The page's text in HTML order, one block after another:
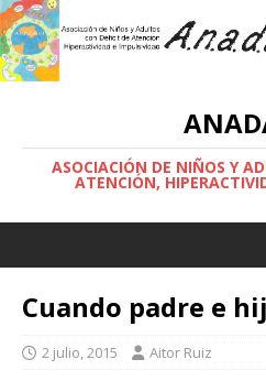
ASOCIACIÓN DE NIÑOS Y
ATENCIÓN,
Cuando padre e
2 julio, 2015 Aitor Ruiz